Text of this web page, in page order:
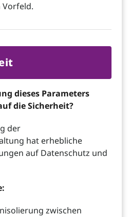
Vorfeld.
dieses Parameters
die Sicherheit?
der
hat erhebliche
auf Datenschutz und
zwischen